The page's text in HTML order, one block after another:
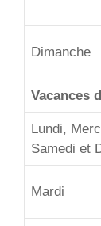
Dimanche
Vacances
Lundi,
Samedi et
Mardi